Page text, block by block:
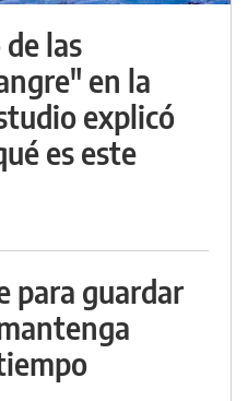
las
en la
explicó
es este
para guardar